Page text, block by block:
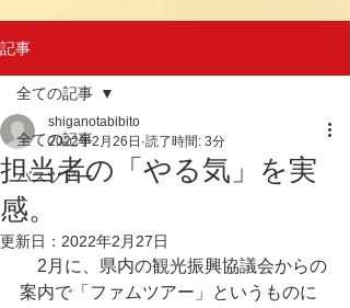
記事
全ての記事
バスツアー
全ての記事
担当者の「やる気」を実
感。
shiganotabibito
2022年2月26日 読了時間: 3分
更新日： 2022年2月27日
2月に、県内の観光振興協議会からの
案内で「ファムツアー」というものに